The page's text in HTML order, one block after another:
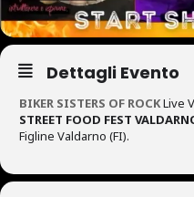
Dettagli Evento
BIKER SISTERS OF ROCKLive
STREET FOOD FEST
Figline Valdarno (FI).